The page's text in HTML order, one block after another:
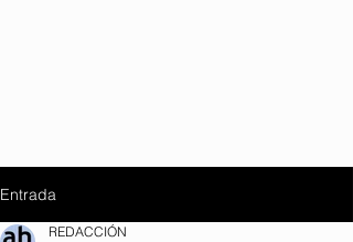
Entrada
REDACCIÓN